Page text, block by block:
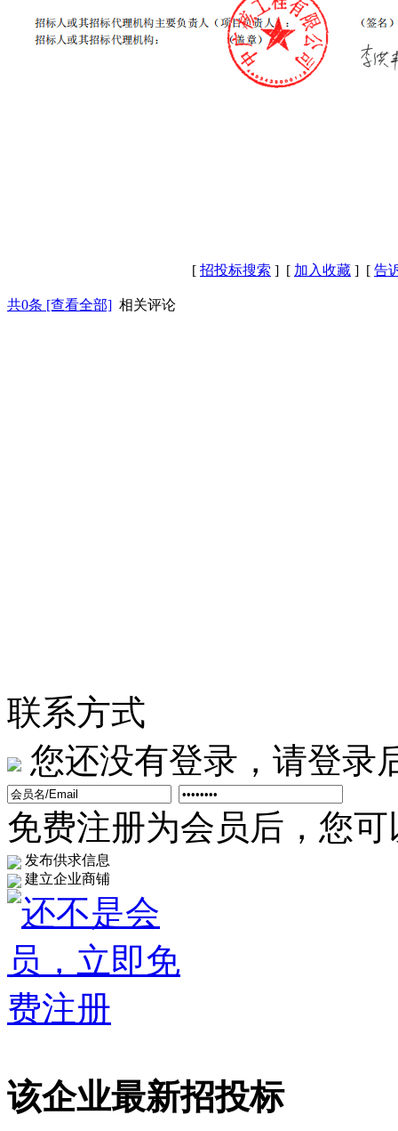
[ 招投标搜索 ] [ 加入收藏 ] [ 告
共0条 [查看全部] 相关评论
联系方式
您还没有登录，请登录
免费注册为会员后，您可
发布供求信息
建立企业商铺
该企业最新招投标